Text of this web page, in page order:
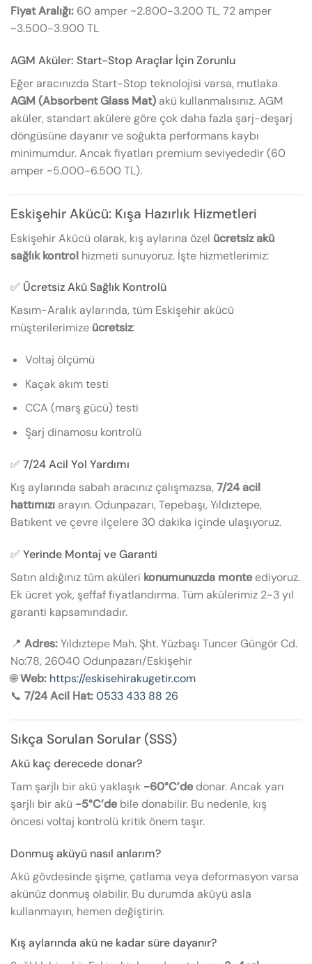
Fiyat Aralığı: 60 amper ~2.800-3.200 TL, 72 amper
~3.500-3.900 TL
AGM Aküler: Start-Stop Araçlar İçin Zorunlu
Eğer aracınızda Start-Stop teknolojisi varsa, mutlaka
AGM (Absorbent Glass Mat) akü kullanmalısınız. AGM
aküler, standart akülere göre çok daha fazla şarj-deşarj
döngüsüne dayanır ve soğukta performans kaybı
minimumdur. Ancak fiyatları premium seviyededir (60
amper ~5.000-6.500 TL).
Eskişehir Akücü: Kışa Hazırlık Hizmetleri
Eskişehir Akücü olarak, kış aylarına özel ücretsiz akü
sağlık kontrol hizmeti sunuyoruz. İşte hizmetlerimiz:
✅ Ücretsiz Akü Sağlık Kontrolü
Kasım-Aralık aylarında, tüm Eskişehir akücü
müşterilerimize ücretsiz:
Voltaj ölçümü
Kaçak akım testi
CCA (marş gücü) testi
Şarj dinamosu kontrolü
✅ 7/24 Acil Yol Yardımı
Kış aylarında sabah aracınız çalışmazsa, 7/24 acil
hattımızı arayın. Odunpazarı, Tepebaşı, Yıldıztepe,
Batıkent ve çevre ilçelere 30 dakika içinde ulaşıyoruz.
✅ Yerinde Montaj ve Garanti
Satın aldığınız tüm aküleri konumunuzda monteediyoruz.
Ek ücret yok, şeffaf fiyatlandırma. Tüm akülerimiz 2-3 yıl
garanti kapsamındadır.
📍 Adres:Yıldıztepe Mah. Şht. Yüzbaşı Tuncer Güngör Cd.
No:78, 26040 Odunpazarı/Eskişehir
🌐Web: https://eskisehirakugetir.com
📞 7/24 Acil Hat:0533 433 88 26
Sıkça Sorulan Sorular (SSS)
Akü kaç derecede donar?
Tam şarjlı bir akü yaklaşık -60°C’dedonar. Ancak yarı
şarjlı bir akü -5°C’debile donabilir. Bu nedenle, kış
öncesi voltaj kontrolü kritik önem taşır.
Donmuş aküyü nasıl anlarım?
Akü gövdesinde şişme, çatlama veya deformasyon varsa
akünüz donmuş olabilir. Bu durumda aküyü asla
kullanmayın, hemen değiştirin.
Kış aylarında akü ne kadar süre dayanır?